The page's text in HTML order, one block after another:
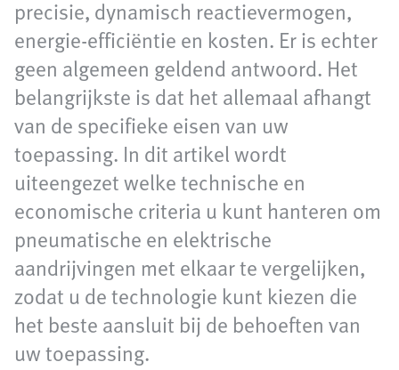
precisie, dynamisch reactievermogen,
energie-efficiëntie en kosten. Er is echter
geen algemeen geldend antwoord. Het
belangrijkste is dat het allemaal afhangt
van de specifieke eisen van uw
toepassing. In dit artikel wordt
uiteengezet welke technische en
economische criteria u kunt hanteren om
pneumatische en elektrische
aandrijvingen met elkaar te vergelijken,
zodat u de technologie kunt kiezen die
het beste aansluit bij de behoeften van
uw toepassing.